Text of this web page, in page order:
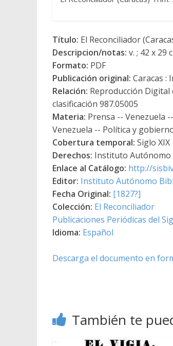
Título: El Reconciliador
Descripcion/notas: v. ; 42 x 29
Formato: PDF
Publicación original: Caracas :
Relación: Reproducción
clasificación 987.05005
Materia: Prensa -- Venezuela
Venezuela -- Política y
Cobertura temporal: Siglo XIX
Derechos: Instituto Autónomo
Enlace al Catálogo: http://
Editor: Instituto Autónomo
Fecha Original: [1827?]
Colección: El Reconciliador
Publicaciones Periódicas del
Idioma: Español
Descarga el documento en
También te